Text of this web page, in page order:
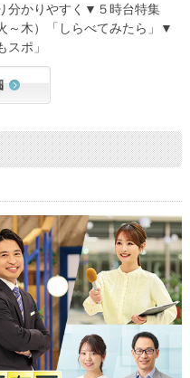
分かりやすく▼５時台特集
～木）「しらべてみたら」▼
ポ」